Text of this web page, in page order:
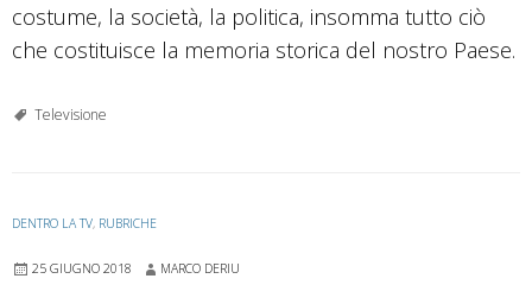
costume, la società, la politica, insomma tutto ciò
che costituisce la memoria storica del nostro Paese.
Televisione
DENTRO LA TV, RUBRICHE
25 GIUGNO 2018 MARCO DERIU